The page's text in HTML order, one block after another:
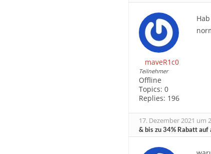
maveR1c0
Teilnehmer
Offline
Topics: 0
Replies: 196
17. Dezember 2021 um
& bis zu 34% Rabatt